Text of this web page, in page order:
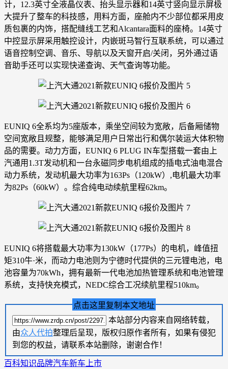
计，12.3英寸全液晶仪表、抬头显示器和14英寸竖向显示屏极
大提升了整车的科技感，用料方面，座舱内不少部位都采用皮
质包裹的内饰，搭配缝线工艺和Alcantara面料的座椅。14英寸
中控显示屏采用触控设计，内嵌斑马智行互联系统，可以通过
语音控制空调、音乐、导航以及天窗开启/关闭，另外通过语
音助手还可以实现快递查询、天气查询等功能。
EUNIQ 6全系均为5座版本，乘坐空间较为宽敞，后备厢储物
空间宽敞且规整，能够满足用户日常出行和偶尔装运大体积物
品的需要。动力方面，EUNIQ 6 PLUG IN车型搭载一套由上
汽通用1.3T发动机和一台永磁同步电机组成的插电式油电混合
动力系统，发动机最大功率为163Ps（120kW）,电机最大功率
为82Ps（60kW）。综合纯电动续航里程62km。
EUNIQ 6将搭载最大功率为130kW（177Ps）的电机，峰值扭
矩310牛·米，而动力电池则为宁德时代提供的三元锂电池，电
池容量为70kWh，拥有最新一代电池加热管理系统和电池管理
系统，支持快充模式，NEDC综合工况续航里程510km。
点击这里复制本文地址
本站部分内容来自网络转载，
由众人代拍整理后呈现，版权归原作者所有，如果有侵犯
到您的权益，请联系本站删除，谢谢合作！
百科知识品牌汽车新车上市